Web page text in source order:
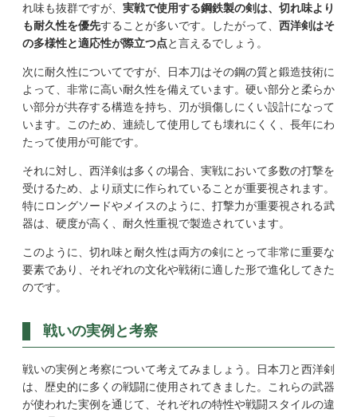
れ味も抜群ですが、 実戦で使用する鋼鉄製の剣は、切れ味より
も耐久性を優先することが多いです。したがって、 西洋剣はそ
の多様性と適応性が際立つ点と言えるでしょう。
次に耐久性についてですが、日本刀はその鋼の質と鍛造技術に
よって、非常に高い耐久性を備えています。硬い部分と柔らか
い部分が共存する構造を持ち、刃が損傷しにくい設計になって
います。このため、連続して使用しても壊れにくく、長年にわ
たって使用が可能です。
それに対し、西洋剣は多くの場合、実戦において多数の打撃を
受けるため、より頑丈に作られていることが重要視されます。
特にロングソードやメイスのように、打撃力が重要視される武
器は、硬度が高く、耐久性重視で製造されています。
このように、切れ味と耐久性は両方の剣にとって非常に重要な
要素であり、それぞれの文化や戦術に適した形で進化してきた
のです。
戦いの実例と考察
戦いの実例と考察について考えてみましょう。日本刀と西洋剣
は、歴史的に多くの戦闘に使用されてきました。これらの武器
が使われた実例を通じて、それぞれの特性や戦闘スタイルの違